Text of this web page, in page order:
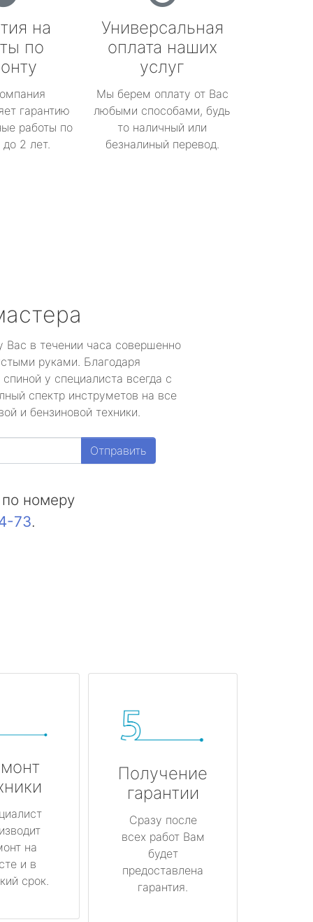
на
по
гарантию
работы по
2 лет.
Универсальная
оплата наших
услуг
Мы берем оплату от Вас
любыми способами, будь
то наличный или
безналиный перевод.
Вас в течении часа совершенно
руками. Благодаря
у специалиста всегда с
спектр инструметов на все
и бензиновой техники.
Отправить
номеру
73.
на
и в
срок.
Получение
гарантии
Сразу после
всех работ Вам
будет
предоставлена
гарантия.